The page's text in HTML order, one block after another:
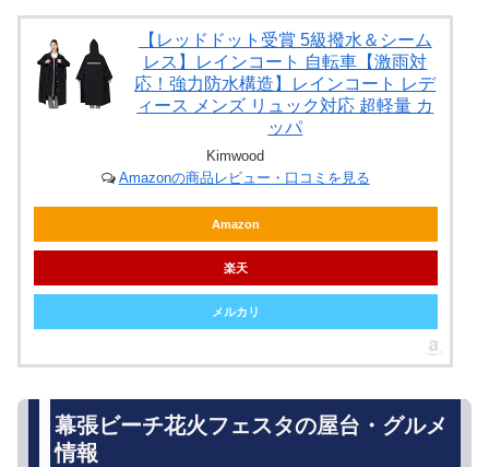
【レッドドット受賞 5級撥水＆シーム
レス】レインコート 自転車【激雨対
応！強力防水構造】レインコート レデ
ィース メンズ リュック対応 超軽量 カ
ッパ
Kimwood
Amazonの商品レビュー・口コミを見る
Amazon
楽天
メルカリ
幕張ビーチ花火フェスタの屋台・グルメ
情報